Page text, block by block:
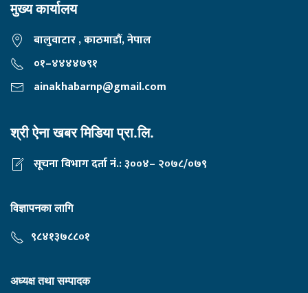
मुख्य कार्यालय
बालुवाटार , काठमाडौं, नेपाल
०१–४४४४७९१
ainakhabarnp@gmail.com
श्री ऐना खबर मिडिया प्रा.लि.
सूचना विभाग दर्ता नं.: ३००४– २०७८/०७९
विज्ञापनका लागि
९८४१३७८८०१
अध्यक्ष तथा सम्पादक